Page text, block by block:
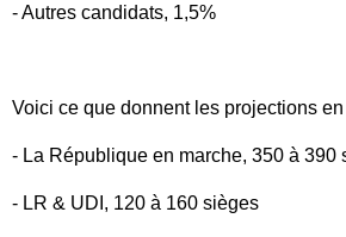
- Autres candidats, 1,5%
Voici ce que donnent les projections
- La République en marche, 350 à 390
- LR & UDI, 120 à 160 sièges